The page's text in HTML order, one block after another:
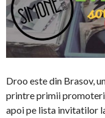
Droo este din Brasov,
printre primii promoteri
apoi pe lista invitatilor